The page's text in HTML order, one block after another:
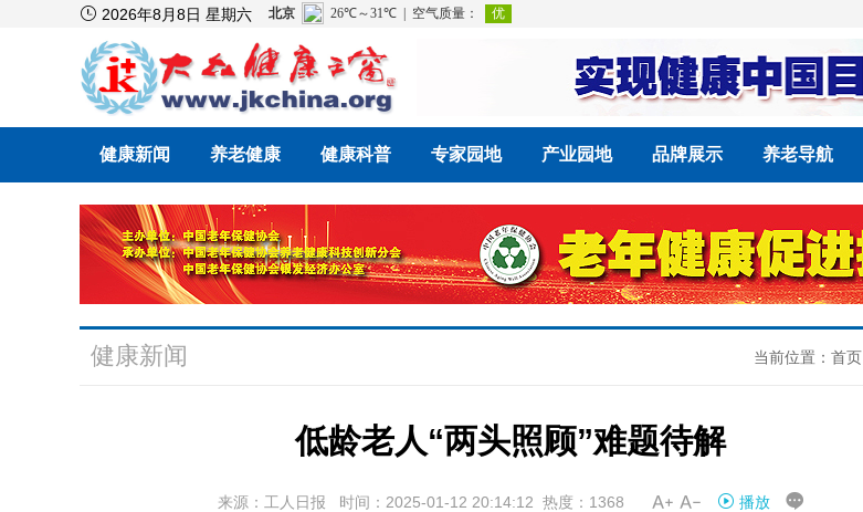
 2026年8月8日 星期六
健康新闻 养老健康 健康科普 专家园地 产业园地 品牌展示 养老导航
健康新闻 当前位置： 首页
低龄老人“两头照顾”难题待解
来源：工人日报 时间：2025-01-12 20:14:12 热度：1368  播放 